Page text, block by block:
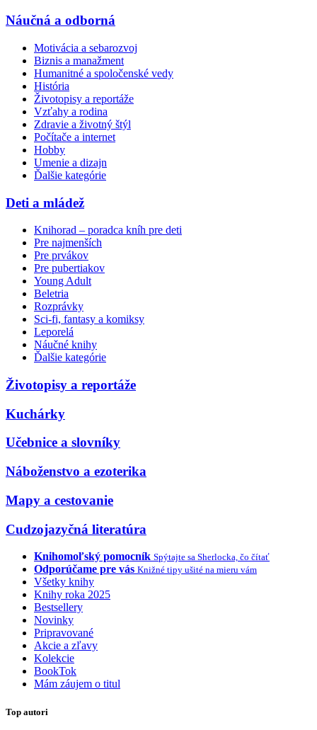
Náučná a odborná
Motivácia a sebarozvoj
Biznis a manažment
Humanitné a spoločenské vedy
História
Životopisy a reportáže
Vzťahy a rodina
Zdravie a životný štýl
Počítače a internet
Hobby
Umenie a dizajn
Ďalšie kategórie
Deti a mládež
Knihorad – poradca kníh pre deti
Pre najmenších
Pre prvákov
Pre pubertiakov
Young Adult
Beletria
Rozprávky
Sci-fi, fantasy a komiksy
Leporelá
Náučné knihy
Ďalšie kategórie
Životopisy a reportáže
Kuchárky
Učebnice a slovníky
Náboženstvo a ezoterika
Mapy a cestovanie
Cudzojazyčná literatúra
Knihomoľský pomocník Spýtajte sa Sherlocka, čo čítať
Odporúčame pre vás Knižné tipy ušité na mieru vám
Všetky knihy
Knihy roka 2025
Bestsellery
Novinky
Pripravované
Akcie a zľavy
Kolekcie
BookTok
Mám záujem o titul
Top autori